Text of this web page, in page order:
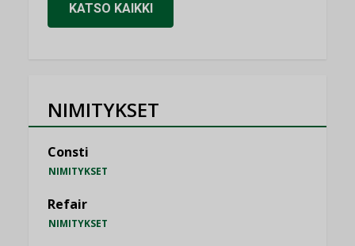
KATSO KAIKKI
NIMITYKSET
Consti
NIMITYKSET
Refair
NIMITYKSET